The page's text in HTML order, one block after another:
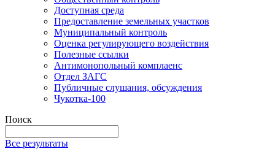
Доступная среда
Предоставление земельных участков
Муниципальный контроль
Оценка регулирующего воздействия
Полезные ссылки
Антимонопольный комплаенс
Отдел ЗАГС
Публичные слушания, обсуждения
Чукотка-100
Поиск
Все результаты